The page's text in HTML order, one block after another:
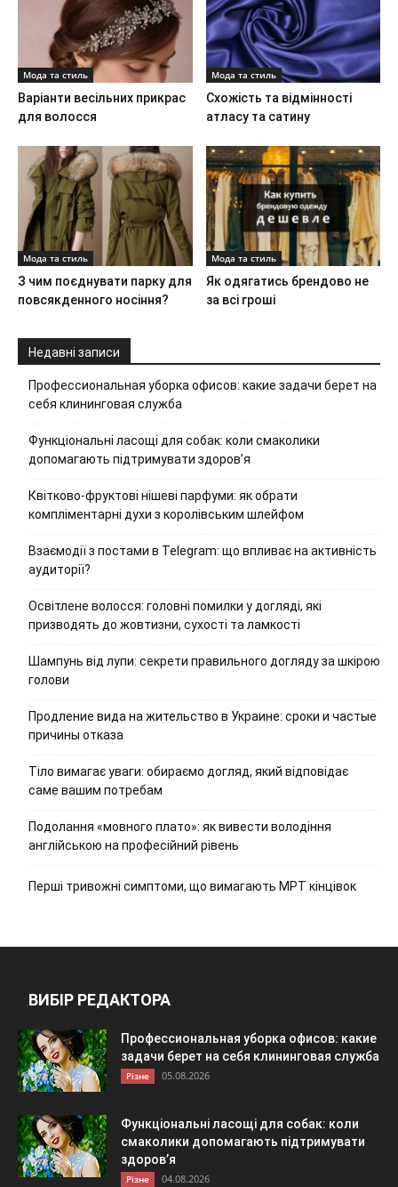
Мода та стиль
Варіанти весільних прикрас
для волосся
Мода та стиль
Схожість та відмінності
атласу та сатину
Мода та стиль
З чим поєднувати парку для
повсякденного носіння?
Мода та стиль
Як одягатись брендово не
за всі гроші
Недавні записи
Профессиональная уборка офисов: какие задачи берет на
себя клининговая служба
Функціональні ласощі для собак: коли смаколики
допомагають підтримувати здоров’я
Квітково-фруктові нішеві парфуми: як обрати
компліментарні духи з королівським шлейфом
Взаємодії з постами в Telegram: що впливає на активність
аудиторії?
Освітлене волосся: головні помилки у догляді, які
призводять до жовтизни, сухості та ламкості
Шампунь від лупи: секрети правильного догляду за шкірою
голови
Продление вида на жительство в Украине: сроки и частые
причины отказа
Тіло вимагає уваги: обираємо догляд, який відповідає
саме вашим потребам
Подолання «мовного плато»: як вивести володіння
англійською на професійний рівень
Перші тривожні симптоми, що вимагають МРТ кінцівок
ВИБІР РЕДАКТОРА
Профессиональная уборка офисов: какие
задачи берет на себя клининговая служба
Різне 05.08.2026
Функціональні ласощі для собак: коли
смаколики допомагають підтримувати
здоров’я
Різне 04.08.2026